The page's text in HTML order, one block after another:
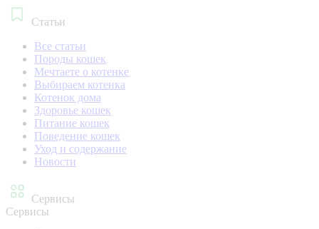
Статьи
Все статьи
Породы кошек
Мечтаете о котенке
Выбираем котенка
Котенок дома
Здоровье кошек
Питание кошек
Поведение кошек
Уход и содержание
Новости
Сервисы
Сервисы